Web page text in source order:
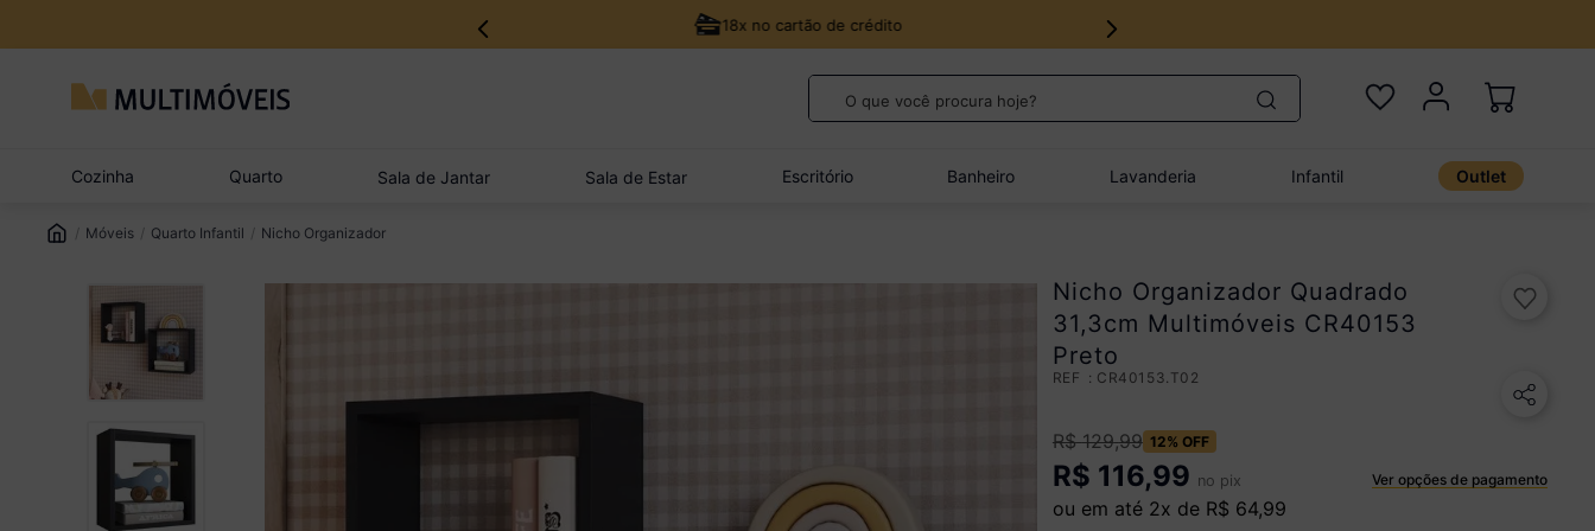
18x no cartão de crédito
O que você procura hoje?
Cozinha Quarto Sala de Jantar Sala de Estar Escritório Banheiro Lavanderia Infantil Outlet
Móveis Quarto Infantil Nicho Organizador
Nicho Organizador Quadrado
31,3cm Multimóveis CR40153
Preto
: CR40153.T02
R$ 129,99 12% OFF
R$ 116,99 no pix Ver opções de pagamento
ou em até 2x de R$ 64,99
4º
quarto bebê completo